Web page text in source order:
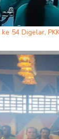
ke 54 Digelar,